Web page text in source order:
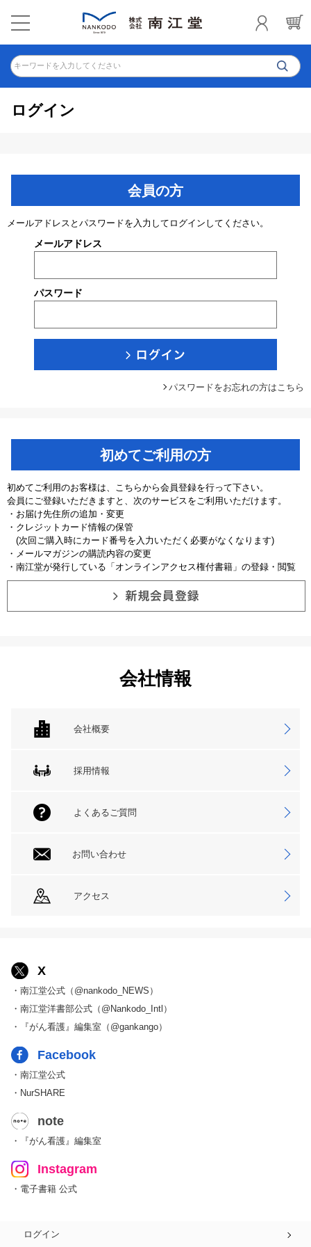
キーワードを入力してください
ログイン
会員の方
メールアドレスとパスワードを入力してログインしてください。
メールアドレス
パスワード
パスワードをお忘れの方はこちら
初めてご利用の方
初めてご利用のお客様は、こちらから会員登録を行って下さい。
会員にご登録いただきますと、次のサービスをご利用いただけます。
・お届け先住所の追加・変更
・クレジットカード情報の保管
(次回ご購入時にカード番号を入力いただく必要がなくなります)
・メールマガジンの購読内容の変更
・南江堂が発行している「オンラインアクセス権付書籍」の登録・閲覧
会社情報
会社概要
採用情報
よくあるご質問
お問い合わせ
アクセス
X
・南江堂公式（@nankodo_NEWS）
・南江堂洋書部公式（@Nankodo_Intl）
・『がん看護』編集室（@gankango）
Facebook
・南江堂公式
・NurSHARE
note
・『がん看護』編集室
Instagram
・電子書籍 公式
ログイン